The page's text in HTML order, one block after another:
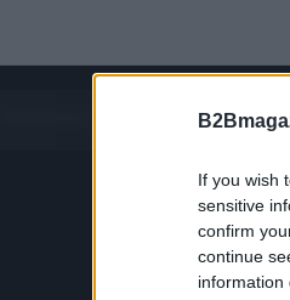
If you wish
sensitive
confirm
continue
information
1/4